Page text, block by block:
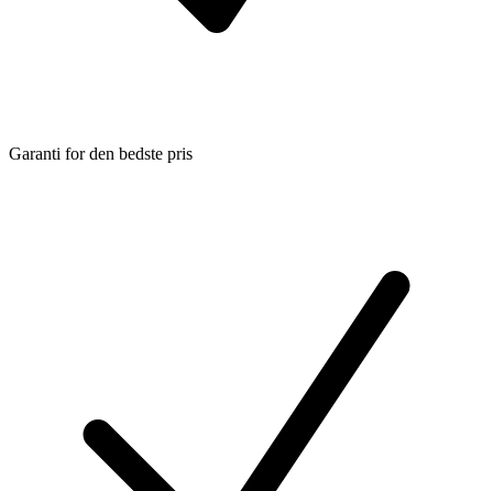
Garanti for den bedste pris